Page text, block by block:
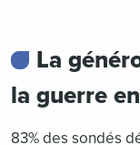
La
la guerre
83% des sondés